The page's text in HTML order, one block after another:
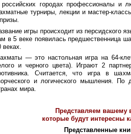
городах профессионалы и
турниры, лекции и мастер-
игры происходит из персидского
в 5 веке появилась предшественница
веках.
— это настольная игра на 64-
и черного цвета). Играют 2
Считается, что игра в
и логического мышления.
мира.
Представляем вашему
которые будут интересны
Представленные